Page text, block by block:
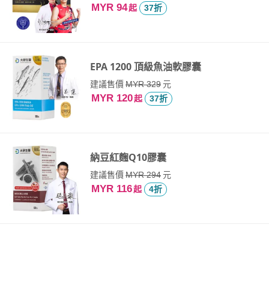
MYR 94起 37折
EPA 1200 頂級魚油軟膠囊
建議售價MYR 329元
MYR 120起 37折
納豆紅麴Q10膠囊
建議售價MYR 294元
MYR 116起 4折